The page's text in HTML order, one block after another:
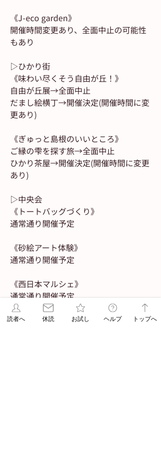
《J-eco garden》
開催時間変更あり、全面中止の可能性
もあり
▷ひかり街
《味わい尽くそう自由が丘！》
自由が丘展→全面中止
だまし絵横丁→開催決定(開催時間に変
更あり)
《ぎゅっと島根のいいところ》
ご縁の雫を探す旅→全面中止
ひかり茶屋→開催決定(開催時間に変更
あり)
▷中央会
《トートバッグづくり》
通常通り開催予定
《砂絵アート体験》
通常通り開催予定
《西日本マルシェ》
通常通り開催予定
▷産業能率大学 参加団体
読者へ 休読 お試し ヘルプ トップへ